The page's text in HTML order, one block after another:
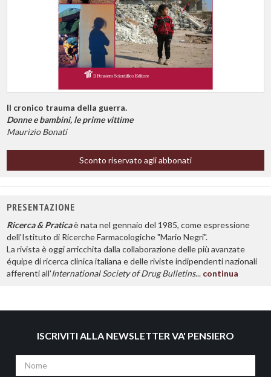
Il cronico trauma della guerra.
Donne e bambini, le prime vittime
Maurizio Bonati
Sconto riservato agli abbonati
PRESENTAZIONE
Ricerca & Praticaè nata nel gennaio del 1985, come espressione
dell'Istituto di Ricerche Farmacologiche "Mario Negri".
La rivista è oggi arricchita dalla collaborazione delle più avanzate
équipe di ricerca clinica italiana e delle riviste indipendenti nazionali
afferenti all'International Society of Drug Bulletins... continua
ISCRIVITI ALLA NEWSLETTER VA' PENSIERO
Nome